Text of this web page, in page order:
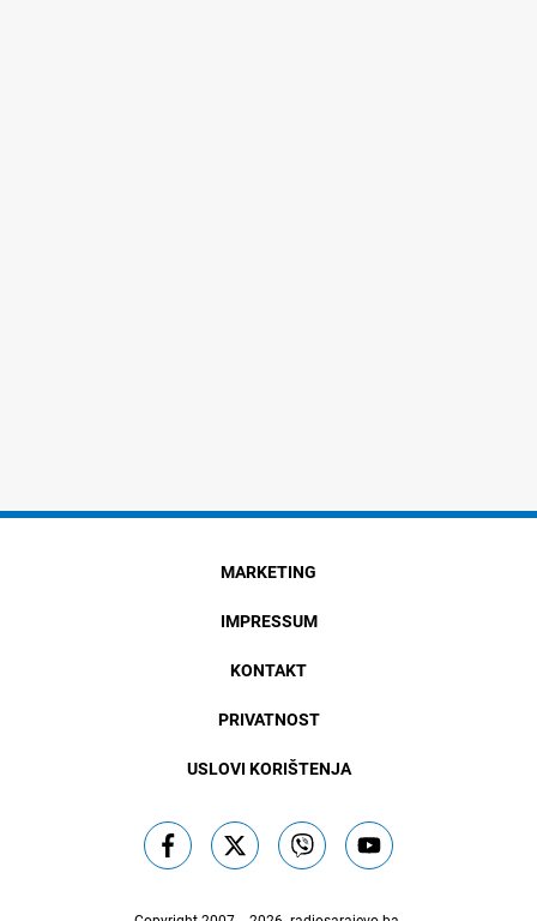
MARKETING
IMPRESSUM
KONTAKT
PRIVATNOST
USLOVI KORIŠTENJA